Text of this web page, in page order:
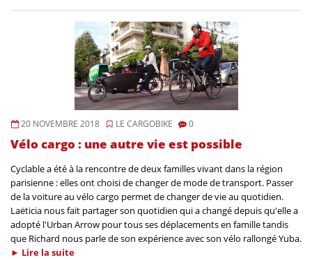
20 NOVEMBRE 2018 LE CARGOBIKE 0
Vélo cargo : une autre vie est possible
Cyclable a été à la rencontre de deux familles vivant dans la région
parisienne : elles ont choisi de changer de mode de transport. Passer
de la voiture au vélo cargo permet de changer de vie au quotidien.
Laëticia nous fait partager son quotidien qui a changé depuis qu'elle a
adopté l'Urban Arrow pour tous ses déplacements en famille tandis
que Richard nous parle de son expérience avec son vélo rallongé Yuba.
► Lire la suite